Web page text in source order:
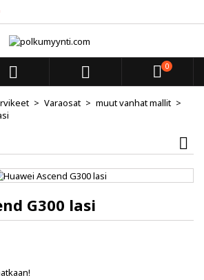
  0
Varaosat
muut vanhat mallit
G300 lasi
×
Create new list
×
×
jotta voit lisätä tuotteita